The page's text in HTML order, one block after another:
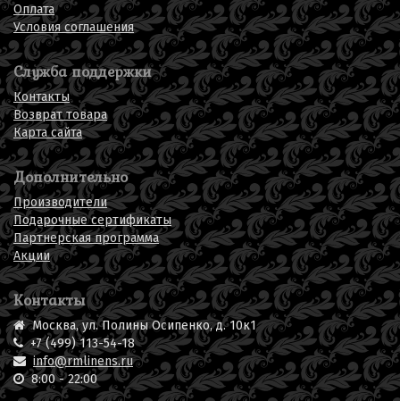
Оплата
Условия соглашения
Служба поддержки
Контакты
Возврат товара
Карта сайта
Дополнительно
Производители
Подарочные сертификаты
Партнерская программа
Акции
Контакты
Москва, ул. Полины Осипенко, д. 10к1
+7 (499) 113-54-18
info@rmlinens.ru
8:00 - 22:00